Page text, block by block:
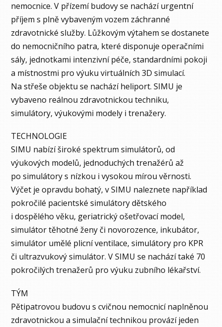
nemocnice. V přízemí budovy se nachází urgentní
příjem s plně vybaveným vozem záchranné
zdravotnické služby. Lůžkovým výtahem se dostanete
do nemocničního patra, které disponuje operačními
sály, jednotkami intenzivní péče, standardními pokoji
a místnostmi pro výuku virtuálních 3D simulací.
Na střeše objektu se nachází heliport. SIMU je
vybaveno reálnou zdravotnickou techniku,
simulátory, výukovými modely i trenažery.
TECHNOLOGIE
SIMU nabízí široké spektrum simulátorů, od
výukových modelů, jednoduchých trenažérů až
po simulátory s nízkou i vysokou mírou věrnosti.
Výčet je opravdu bohatý, v SIMU naleznete například
pokročilé pacientské simulátory dětského
i dospělého věku, geriatrický ošetřovací model,
simulátor těhotné ženy či novorozence, inkubátor,
simulátor umělé plicní ventilace, simulátory pro KPR
či ultrazvukový simulátor. V SIMU se nachází také 70
pokročilých trenažerů pro výuku zubního lékařství.
TÝM
Pětipatrovou budovu s cvičnou nemocnicí naplněnou
zdravotnickou a simulační technikou provází jeden